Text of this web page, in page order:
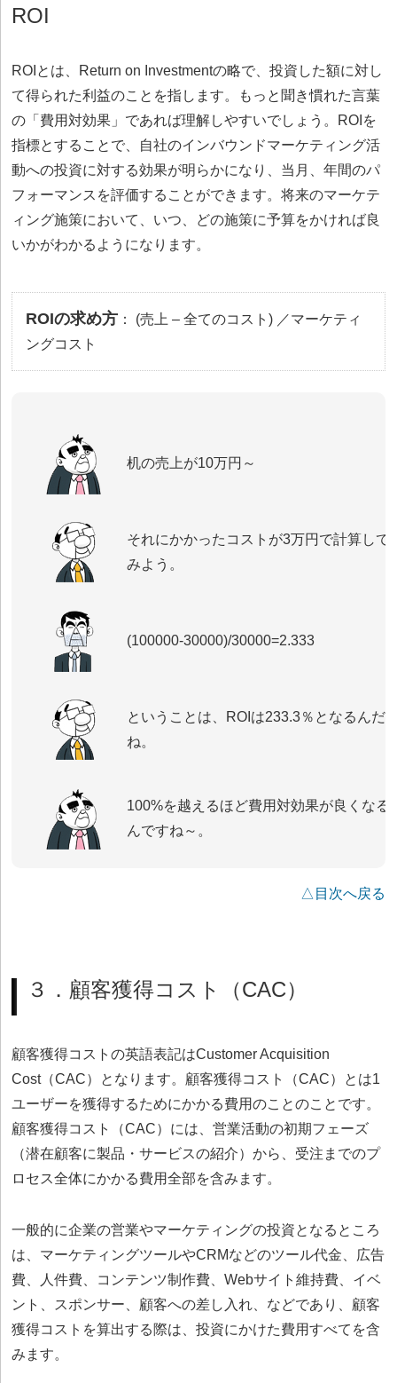
ROI
ROIとは、Return on Investmentの略で、投資した額に対し
て得られた利益のことを指します。もっと聞き慣れた言葉
の「費用対効果」であれば理解しやすいでしょう。ROIを
指標とすることで、自社のインバウンドマーケティング活
動への投資に対する効果が明らかになり、当月、年間のパ
フォーマンスを評価することができます。将来のマーケテ
ィング施策において、いつ、どの施策に予算をかければ良
いかがわかるようになります。
ROIの求め方 ： (売上 – 全てのコスト) ／マーケティ
ングコスト
机の売上が10万円～
それにかかったコストが3万円で計算して
みよう。
(100000-30000)/30000=2.333
ということは、ROIは233.3％となるんだ
ね。
100%を越えるほど費用対効果が良くなる
んですね～。
△目次へ戻る
３．顧客獲得コスト（CAC）
顧客獲得コストの英語表記はCustomer Acquisition
Cost（CAC）となります。顧客獲得コスト（CAC）とは1
ユーザーを獲得するためにかかる費用のことのことです。
顧客獲得コスト（CAC）には、営業活動の初期フェーズ
（潜在顧客に製品・サービスの紹介）から、受注までのプ
ロセス全体にかかる費用全部を含みます。
一般的に企業の営業やマーケティングの投資となるところ
は、マーケティングツールやCRMなどのツール代金、広告
費、人件費、コンテンツ制作費、Webサイト維持費、イベ
ント、スポンサー、顧客への差し入れ、などであり、顧客
獲得コストを算出する際は、投資にかけた費用すべてを含
みます。